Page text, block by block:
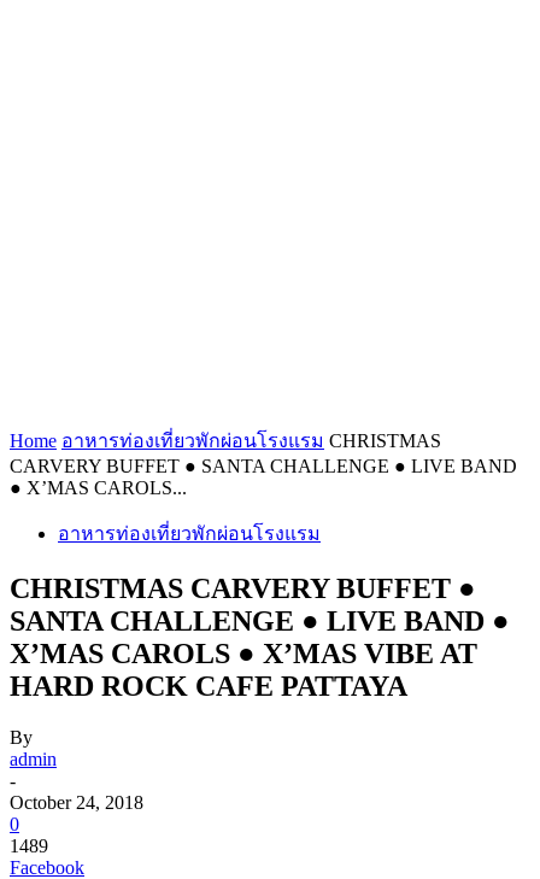
Home อาหารท่องเที่ยวพักผ่อนโรงแรม CHRISTMAS
CARVERY BUFFET ● SANTA CHALLENGE ● LIVE BAND
● X’MAS CAROLS...
อาหารท่องเที่ยวพักผ่อนโรงแรม
CHRISTMAS CARVERY BUFFET ●
SANTA CHALLENGE ● LIVE BAND ●
X’MAS CAROLS ● X’MAS VIBE AT
HARD ROCK CAFE PATTAYA
By
admin
-
October 24, 2018
0
1489
Facebook